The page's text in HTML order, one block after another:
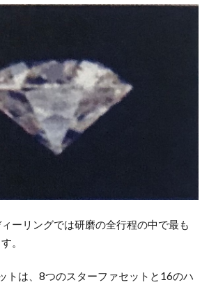
ーリングでは研磨の全行程の中で最も
。
トは、8つのスターファセットと16のハ